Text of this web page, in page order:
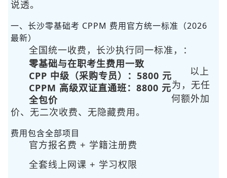
说透。
一、长沙零基础考 CPPM 费用官方统一标准（2026
最新）
全国统一收费，长沙执行同一标准，
零基础与在职考生费用一致
：
CPP 中级（采购专员）：5800 元
CPPM 高级双证直通班：8800 元
以上
为
全包价
，无任
何额外加
价、无二次收费、无隐藏费用。
费用包含全部项目
官方报名费 + 学籍注册费
全套线上网课 + 学习权限